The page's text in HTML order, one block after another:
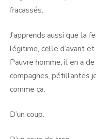
fracassés.
J’apprends aussi que la
légitime, celle d’avant et
Pauvre homme, il en a
compagnes, pétillantes
comme ça.
D’un coup.